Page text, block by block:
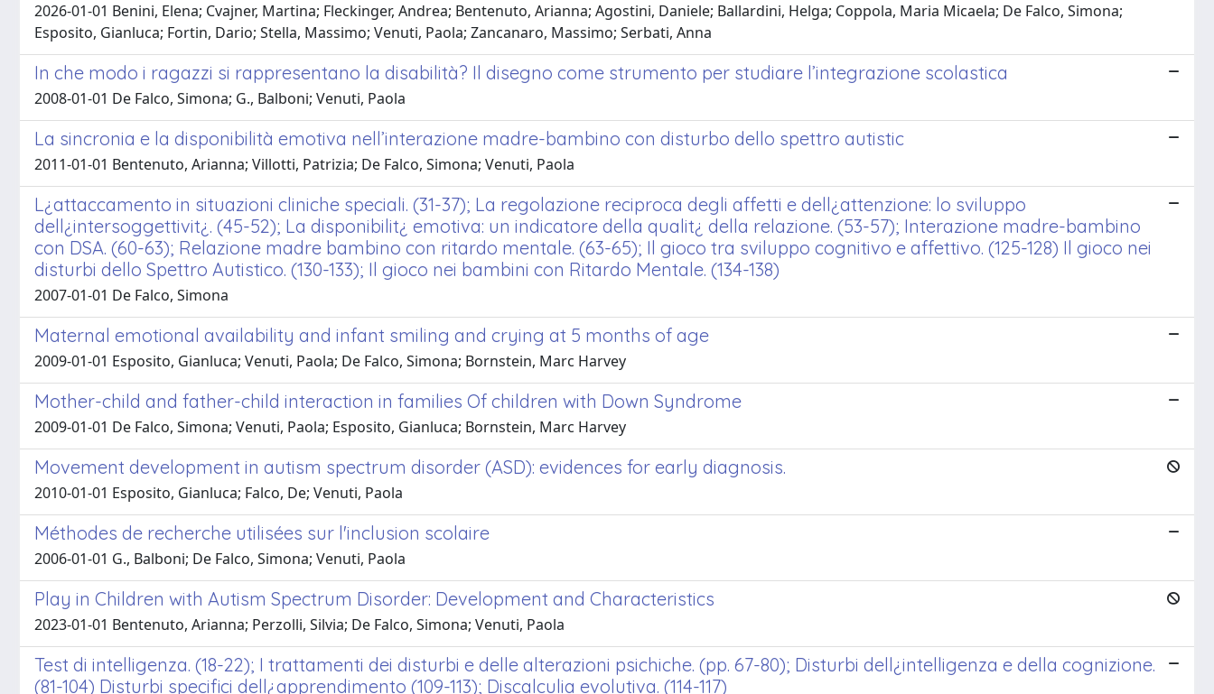
2026-01-01 Benini, Elena; Cvajner, Martina; Fleckinger, Andrea; Bentenuto, Arianna; Agostini, Daniele; Ballardini, Helga; Coppola, Maria Micaela; De Falco, Simona;
Esposito, Gianluca; Fortin, Dario; Stella, Massimo; Venuti, Paola; Zancanaro, Massimo; Serbati, Anna
In che modo i ragazzi si rappresentano la disabilità? Il disegno come strumento per studiare l’integrazione scolastica
2008-01-01 De Falco, Simona; G., Balboni; Venuti, Paola
La sincronia e la disponibilità emotiva nell’interazione madre-bambino con disturbo dello spettro autistic
2011-01-01 Bentenuto, Arianna; Villotti, Patrizia; De Falco, Simona; Venuti, Paola
L¿attaccamento in situazioni cliniche speciali. (31-37); La regolazione reciproca degli affetti e dell¿attenzione: lo sviluppo
dell¿intersoggettivit¿. (45-52); La disponibilit¿ emotiva: un indicatore della qualit¿ della relazione. (53-57); Interazione madre-bambino
con DSA. (60-63); Relazione madre bambino con ritardo mentale. (63-65); Il gioco tra sviluppo cognitivo e affettivo. (125-128) Il gioco nei
disturbi dello Spettro Autistico. (130-133); Il gioco nei bambini con Ritardo Mentale. (134-138)
2007-01-01 De Falco, Simona
Maternal emotional availability and infant smiling and crying at 5 months of age
2009-01-01 Esposito, Gianluca; Venuti, Paola; De Falco, Simona; Bornstein, Marc Harvey
Mother-child and father-child interaction in families Of children with Down Syndrome
2009-01-01 De Falco, Simona; Venuti, Paola; Esposito, Gianluca; Bornstein, Marc Harvey
Movement development in autism spectrum disorder (ASD): evidences for early diagnosis.
2010-01-01 Esposito, Gianluca; Falco, De; Venuti, Paola
Méthodes de recherche utilisées sur l'inclusion scolaire
2006-01-01 G., Balboni; De Falco, Simona; Venuti, Paola
Play in Children with Autism Spectrum Disorder: Development and Characteristics
2023-01-01 Bentenuto, Arianna; Perzolli, Silvia; De Falco, Simona; Venuti, Paola
Test di intelligenza. (18-22); I trattamenti dei disturbi e delle alterazioni psichiche. (pp. 67-80); Disturbi dell¿intelligenza e della cognizione.
(81-104) Disturbi specifici dell¿apprendimento (109-113); Discalculia evolutiva. (114-117)